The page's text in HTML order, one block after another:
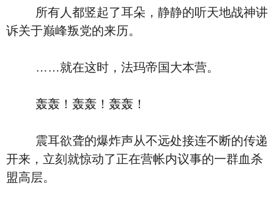
所有人都竖起了耳朵，静静的听天地战神讲
诉关于巅峰叛党的来历。
……就在这时，法玛帝国大本营。
轰轰！轰轰！轰轰！
震耳欲聋的爆炸声从不远处接连不断的传递
开来，立刻就惊动了正在营帐内议事的一群血杀
盟高层。